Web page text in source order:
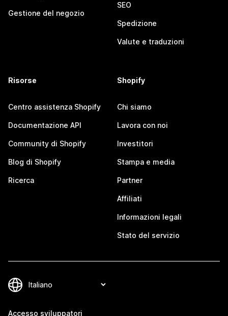
Gestione del negozio
SEO
Spedizione
Valute e traduzioni
Risorse
Centro assistenza Shopify
Documentazione API
Community di Shopify
Blog di Shopify
Ricerca
Shopify
Chi siamo
Lavora con noi
Investitori
Stampa e media
Partner
Affiliati
Informazioni legali
Stato del servizio
Accesso sviluppatori